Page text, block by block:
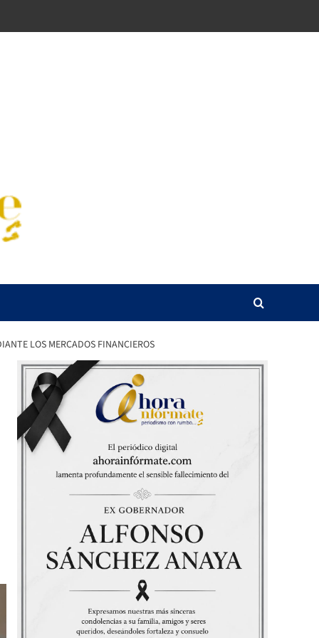
LOS MERCADOS FINANCIEROS